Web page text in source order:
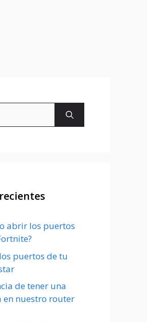
abrir los puertos
puertos de tu
de tener una
en nuestro router